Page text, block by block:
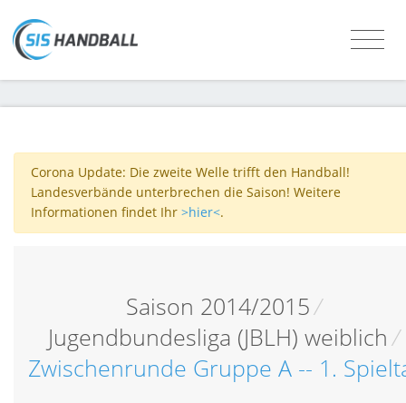
Corona Update: Die zweite Welle trifft den Handball!
Landesverbände unterbrechen die Saison! Weitere
Informationen findet Ihr >hier<.
Saison 2014/2015/
Jugendbundesliga (JBLH) weiblich/
Zwischenrunde Gruppe A -- 1.